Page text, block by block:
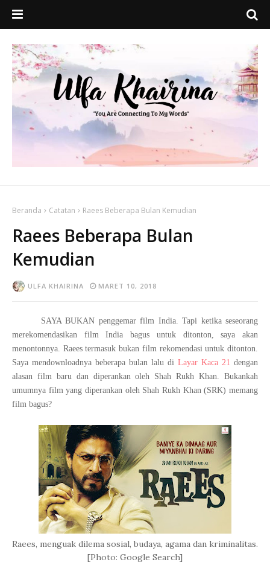
Beranda Catatan Raees Beberapa Bulan Kemudian
Raees Beberapa Bulan
Kemudian
ULFA KHAIRINA MARET 10, 2018
SAYA BUKAN penggemar film India. Tapi ketika seseorang
merekomendasikan film India bagus untuk ditonton, saya akan
menontonnya. Raees termasuk bukan film rekomendasi untuk ditonton.
Saya mendownloadnya beberapa bulan lalu di Layar Kaca 21 dengan
alasan film baru dan diperankan oleh Shah Rukh Khan. Bukankah
umumnya film yang diperankan oleh Shah Rukh Khan (SRK) memang
film bagus?
Raees, menguak dilema sosial, budaya, agama dan kriminalitas.
[Photo: Google Search]